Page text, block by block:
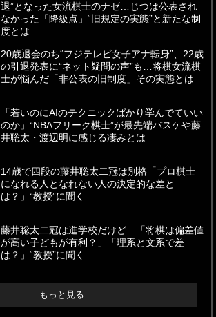
退”となった女流棋士のナゼ…じつは公表され
なかった「降級点」“旧規定の実態”と新たな制
度とは
20歳退会のち“フジテレビ女子アナ転身”、22歳
の引退発表に“ネット疑問の声”も…将棋女流棋
士が悩んだ「非公表の旧制度」その実態とは
「若いのにAIのテクニックばかり学んでていい
のか」“NBAフリーク棋士”が最先端バスケや藤
井聡太・渡辺明に感じる凄みとは
14歳で四段の藤井聡太二冠は別格「プロ棋士
になれる人となれない人の決定的な差と
は？」“教授”に聞く
藤井聡太二冠は進学校だけど…「将棋は偏差値
が高い子どもが有利？」「理系と文系で差
は？」“教授”に聞く
もっと見る